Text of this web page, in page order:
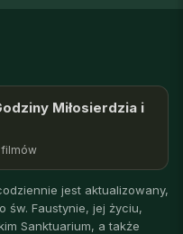
Miłosierdzia i
jest aktualizowany,
św. Faustynie, jej życiu,
Sanktuarium, a także